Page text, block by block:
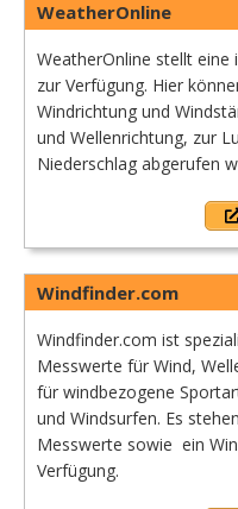
WeatherOnline
WeatherOnline stellt
zur Verfügung. Hier
Windrichtung und
und Wellenrichtung, zur
Niederschlag abgerufen
Windfinder.com
Windfinder.com ist
Messwerte für Wind,
für windbezogene
und Windsurfen. Es
Messwerte sowie ein
Verfügung.